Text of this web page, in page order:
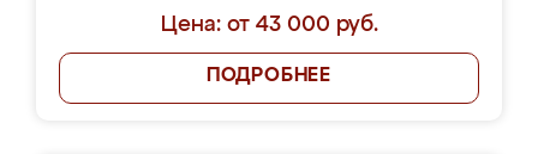
Цена: от 43 000 руб.
ПОДРОБНЕЕ